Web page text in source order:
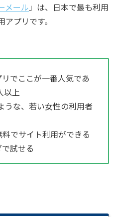
メール 」は、日本で最も利用
プリです。
でここが一番人気であ
以上
うな、若い女性の利用者
でサイト利用ができる
試せる